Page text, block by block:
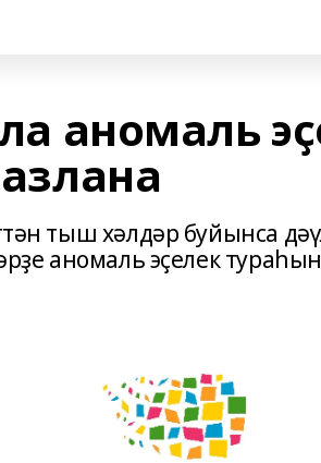
аномаль
тыш хәлдәр буйынса
аномаль эҫелек